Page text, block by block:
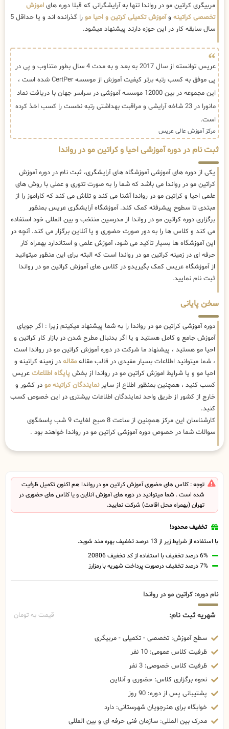
مربیگری کراتین مو در رواندا تنها به آرایشگرانی که قبلا دوره های اموزش
تخصصی کراتینه وآموزش تکمیلی کرتین و احیا مو
را گذرانده اند و یا حداقل 5
سال سابقه کار در این حوزه دارند پیشنهاد میشود.
عریس توانسته از سال 2017 به بعد و به مدت 4 سال بطور متناوب و پی در
پی موفق به کسب رتبه برتر کیفیت آموزش از موسسه CertPer شده است ،
این مجموعه در بین 12000 موسسه آموزشی در سراسر جهان با دریافت نماد
مانورا در 23 شاخه آرایشی و مراقبت بهداشتی رتبه نخست را کسب اخذ کرده
است.
مرکز آموزش عالی عریس
ثبت نام در دوره آموزشی احیا و کراتین مو در رواندا
یکی از دوره های آموزشی آموزشگاه های آرایشگری، ثبت نام در دوره آموزش
کراتین مو در رواندا می باشد که شما را به صورت تئوری و عملی با روش های
علمی احیا و کراتین مو در رواندا آشنا می کند و تلاش می کند که کاراموز را از
مبتدی تا سطوح پیشرفته کمک کند. آموزشگاه آرایشگری عریس بمنظور
برگزاری دوره کراتین مو در رواندا از مدرسین منتخب و بین المللی خود استفاده
می کند و کلاس ها را به دور صورت حضوری و یا آنلاین برگزار می کند. آنچه در
این آموزشگاه ها بسیار تاکید می شود، آموزش علمی و استاندارد بهمراه کار
حرفه ای در زمینه کراتین مو در رواندا است که البته برای این منظور میتوانید
از آموزشگاه عریس کمک بگیریدو در کلاس های آموزش کراتین مو در رواندا
ثبت نام نمایید.
سخن پایانی
دوره آموزشی کراتین مو در رواندا را به شما پیشنهاد میکینم زیرا : اگر جویای
آموزش جامع و کامل هستید و یا اگر بدنبال مطرح شدن در بازار کار کراتین و
احیا مو هستید ، پیشنهاد ما شرکت در دوره آموزش کراتین مو در رواندا است
، شما میتوانید اطلاعات بسیار مفیدی در قالب مقاله مقاله در زمینه کراتینه و
احیا مو و یا شرایط اموزش کراتین مو در رواندا از بخش پایگاه اطلاعات عریس
کسب کنید ، همچنین بمنظور اطلاع از سایرنمایندگان کراتینه مو در کشور و
خارج از کشور از طریق واحد نمایندگان اطلاعات بیشتری در این خصوص کسب
کنبد.
کارشناسان این مرکز همچنین از ساعت 8 صبح لغایت 9 شب پاسخگوی
سوالات شما در خصوص دوره آموزشی کراتین مو در رواندا خواهند بود .
توجه : کلاس های حضوری آموزش کراتین مو در رواندا هم اکنون تکمیل ظرفیت
شده است . شما میتوانید در دوره های آموزش آنلاین و یا کلاس های حضوری در
تهران (بهمراه محل اقامت) شرکت نمایید.
تخفیف محدود!
با استفاده از شرایط زیر از 13 درصد تخفیف بهره مند شوید.
6% درصد تخفیف با استفاده از کد تخفیف 20806
7% درصد تخفیف درصورت پرداخت شهریه با رمزارز
نام دوره: کراتین مو در رواندا
شهریه ثبت نام: قیمت به تومان
سطح آموزش: تخصصی - تکمیلی - مربیگری
ظرفیت کلاس عمومی: 10 نفر
ظرفیت کلاس خصوصی: 3 نفر
نحوه برگزاری کلاس: حضوری و آنلاین
پشتیبانی پس از دوره: 90 روز
خوابگاه برای هنرجویان شهرستانی: دارد
مدرک بین المللی: سازمان فنی حرفه ای و بین المللی